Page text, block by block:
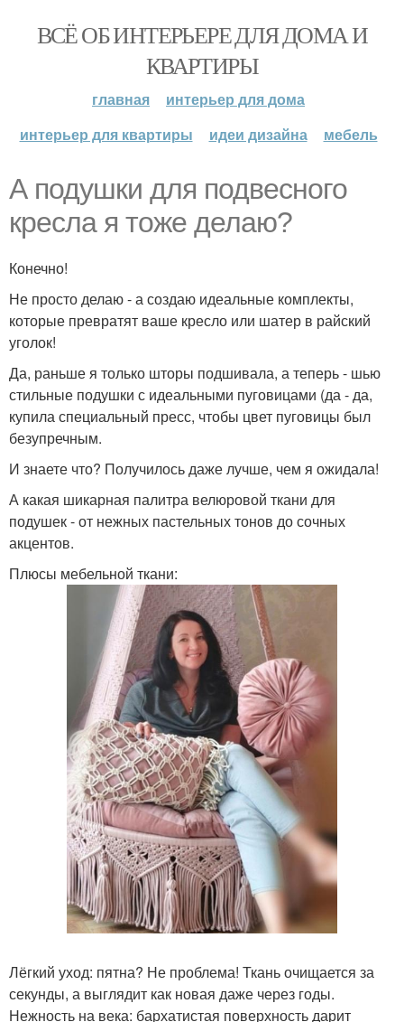
ВСЁ ОБ ИНТЕРЬЕРЕ ДЛЯ ДОМА И
КВАРТИРЫ
главная
интерьер для дома
интерьер для квартиры
идеи дизайна мебель
А подушки для подвесного
кресла я тоже делаю?
Конечно!
Не просто делаю - а создаю идеальные комплекты,
которые превратят ваше кресло или шатер в райский
уголок!
Да, раньше я только шторы подшивала, а теперь - шью
стильные подушки с идеальными пуговицами (да - да,
купила специальный пресс, чтобы цвет пуговицы был
безупречным.
И знаете что? Получилось даже лучше, чем я ожидала!
А какая шикарная палитра велюровой ткани для
подушек - от нежных пастельных тонов до сочных
акцентов.
Плюсы мебельной ткани:
Лёгкий уход: пятна? Не проблема! Ткань очищается за
секунды, а выглядит как новая даже через годы.
Нежность на века: бархатистая поверхность дарит